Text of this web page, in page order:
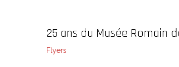
25 ans du Musée Romain
Flyers